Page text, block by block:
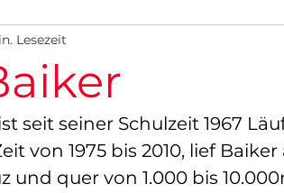
Lesezeit
seit seiner Schulzeit 1967
von 1975 bis 2010, lief
und quer von 1.000 bis